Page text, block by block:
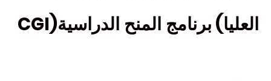
العليا( برنامج المنح الدراسيةCGI)